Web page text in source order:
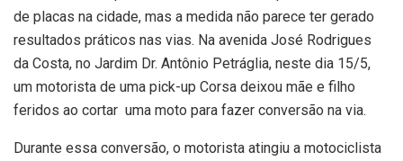
de placas na cidade, mas a medida não parece ter gerado
resultados práticos nas vias. Na avenida José Rodrigues
da Costa, no Jardim Dr. Antônio Petráglia, neste dia 15/5,
um motorista de uma pick-up Corsa deixou mãe e filho
feridos ao cortar uma moto para fazer conversão na via.
Durante essa conversão, o motorista atingiu a motociclista